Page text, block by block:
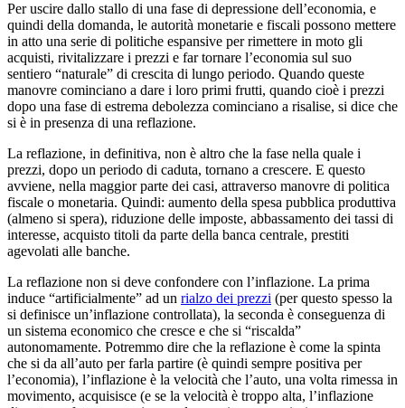
Per uscire dallo stallo di una fase di depressione dell’economia, e
quindi della domanda, le autorità monetarie e fiscali possono mettere
in atto una serie di politiche espansive per rimettere in moto gli
acquisti, rivitalizzare i prezzi e far tornare l’economia sul suo
sentiero “naturale” di crescita di lungo periodo. Quando queste
manovre cominciano a dare i loro primi frutti, quando cioè i prezzi
dopo una fase di estrema debolezza cominciano a risalise, si dice che
si è in presenza di una reflazione.
La reflazione, in definitiva, non è altro che la fase nella quale i
prezzi, dopo un periodo di caduta, tornano a crescere. E questo
avviene, nella maggior parte dei casi, attraverso manovre di politica
fiscale o monetaria. Quindi: aumento della spesa pubblica produttiva
(almeno si spera), riduzione delle imposte, abbassamento dei tassi di
interesse, acquisto titoli da parte della banca centrale, prestiti
agevolati alle banche.
La reflazione non si deve confondere con l’inflazione. La prima
induce “artificialmente” ad un rialzo dei prezzi (per questo spesso la
si definisce un’inflazione controllata), la seconda è conseguenza di
un sistema economico che cresce e che si “riscalda”
autonomamente. Potremmo dire che la reflazione è come la spinta
che si da all’auto per farla partire (è quindi sempre positiva per
l’economia), l’inflazione è la velocità che l’auto, una volta rimessa in
movimento, acquisisce (e se la velocità è troppo alta, l’inflazione